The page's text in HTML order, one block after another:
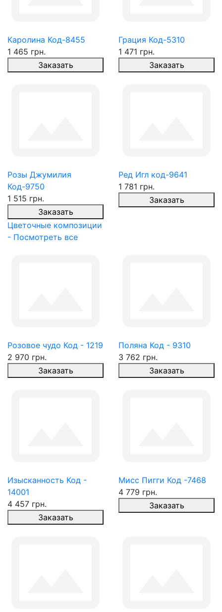
Каролина Код-8455
1 465 грн.
Заказать
Грация Код-5310
1 471 грн.
Заказать
Розы Джумилия
Код-9750
1 515 грн.
Заказать
Ред Игл код-9641
1 781 грн.
Заказать
Цветочные композиции
- Посмотреть все
Розовое чудо Код - 1219
2 970 грн.
Заказать
Поляна Код - 9310
3 762 грн.
Заказать
Изысканность Код -
14001
4 457 грн.
Заказать
Мисс Пигги Код -7468
4 779 грн.
Заказать